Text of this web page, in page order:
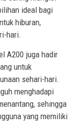
ideal bagi
hiburan,
hari.
A200 juga hadir
untuk
sehari-hari.
menghadapi
sehingga
yang memiliki